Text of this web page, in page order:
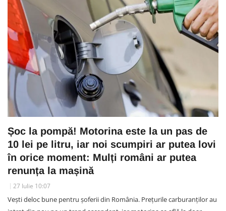
Șoc la pompă! Motorina este la un pas de
10 lei pe litru, iar noi scumpiri ar putea lovi
în orice moment: Mulți români ar putea
renunța la mașină
27 Iulie 10:07
Vești deloc bune pentru șoferii din România. Prețurile carburanților au